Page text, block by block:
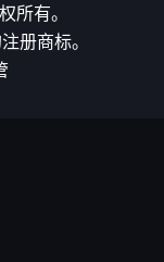
所有。
册商标。